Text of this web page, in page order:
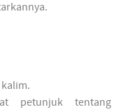
petunjuk tentang